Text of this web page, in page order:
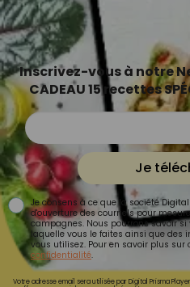
Inscrivez-vous à notre
CADEAU 15 recettes
Je
Je consens à ce que la société
d'ouverture des courriels pour
campagnes. Nous pourrons savoir si
laquelle vous le faites ainsi que des
vous utilisez. Pour en savoir plus sur
confidentialité.
Votre adresse email sera utilisée par Digital Prisma